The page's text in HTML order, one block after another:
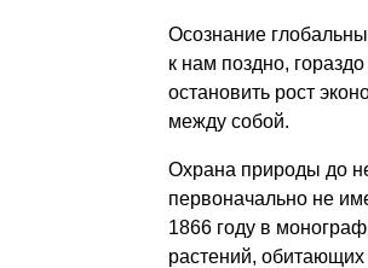
Осознание
к нам поздно,
остановить рост
между собой.
Охрана природы до
первоначально не
1866 году в
растений,